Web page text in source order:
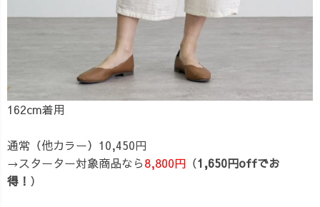
162cm着用
通常（他カラー）10,450円
→スターター対象商品なら8,800円 （1,650円offでお
得！ ）